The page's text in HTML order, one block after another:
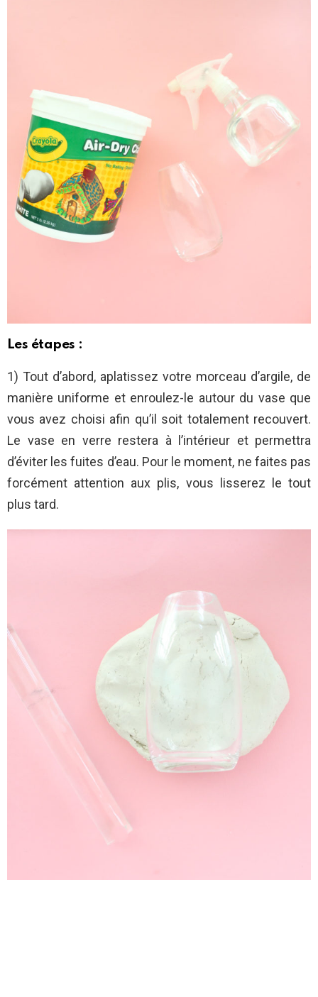
Les étapes :
1) Tout d’abord, aplatissez votre morceau d’argile, de
manière uniforme et enroulez-le autour du vase que
vous avez choisi afin qu’il soit totalement recouvert.
Le vase en verre restera à l’intérieur et permettra
d’éviter les fuites d’eau. Pour le moment, ne faites pas
forcément attention aux plis, vous lisserez le tout
plus tard.